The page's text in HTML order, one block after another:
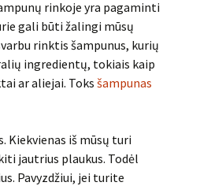
rinkoje yra pagaminti
gali būti žalingi mūsų
rinktis šampunus, kurių
ingredientų, tokiais kaip
ar aliejai. Toksšampunas
Kiekvienas iš mūsų turi
jautrius plaukus. Todėl
Pavyzdžiui, jei turite